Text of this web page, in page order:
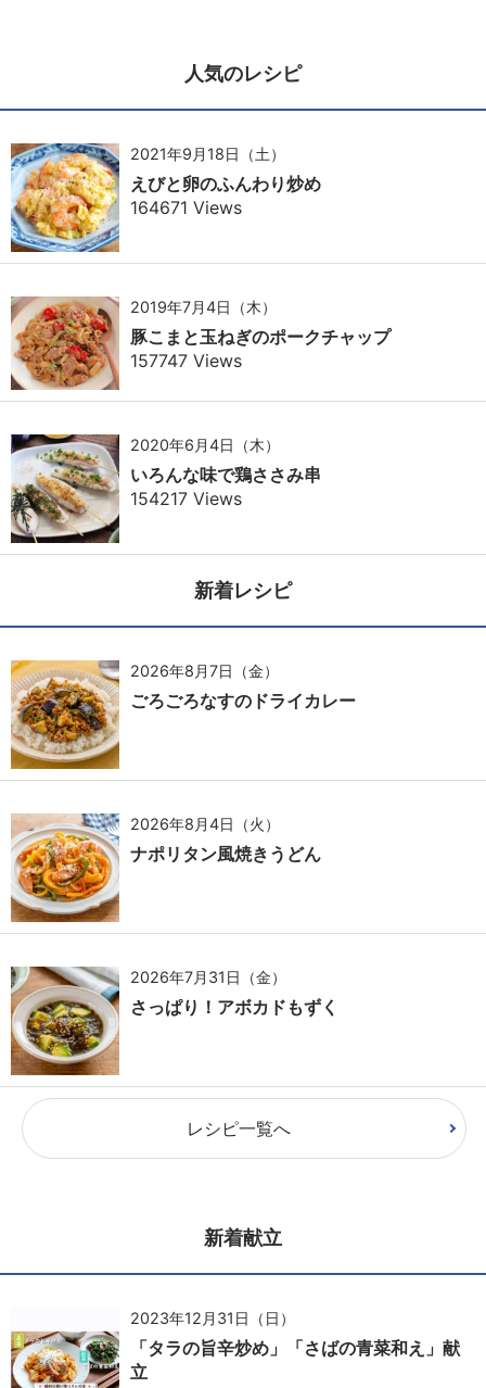
人気のレシピ
2021年9月18日（土）
えびと卵のふんわり炒め
164671 Views
2019年7月4日（木）
豚こまと玉ねぎのポークチャップ
157747 Views
2020年6月4日（木）
いろんな味で鶏ささみ串
154217 Views
新着レシピ
2026年8月7日（金）
ごろごろなすのドライカレー
2026年8月4日（火）
ナポリタン風焼きうどん
2026年7月31日（金）
さっぱり！アボカドもずく
レシピ一覧へ
新着献立
2023年12月31日（日）
「タラの旨辛炒め」「さばの青菜和え」献
立